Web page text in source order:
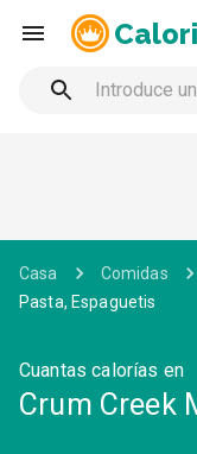
Casa Comidas
Pasta, Espaguetis
Cuantas calorías en
Crum Creek